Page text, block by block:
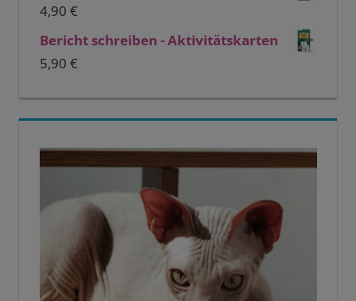
4,90 €
Bericht schreiben - Aktivitätskarten
5,90 €